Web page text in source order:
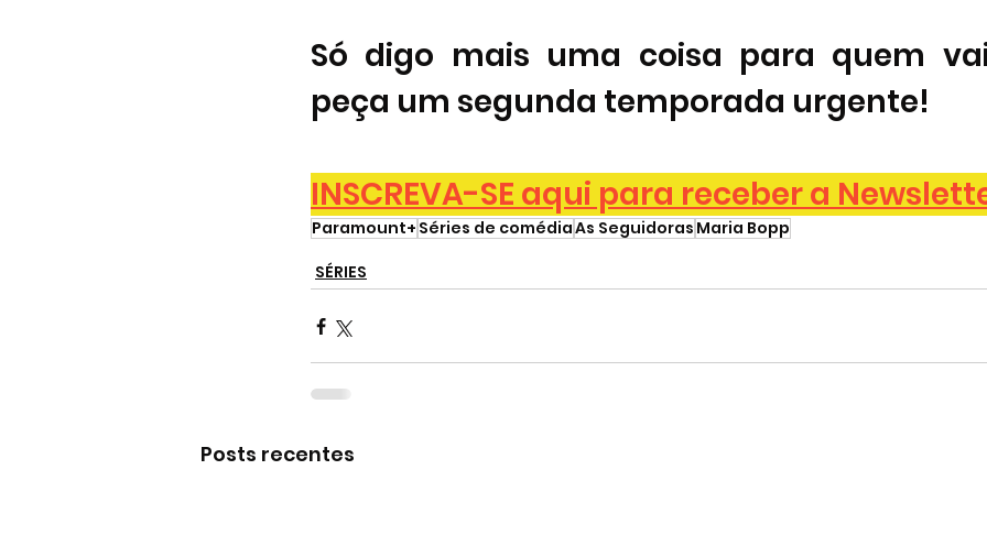
Só digo mais uma coisa para quem
peça um segunda temporada urgente!
INSCREVA-SE aqui para receber a
Paramount+ Séries de comédiaAs Seguidoras Maria Bopp
SÉRIES
Posts recentes